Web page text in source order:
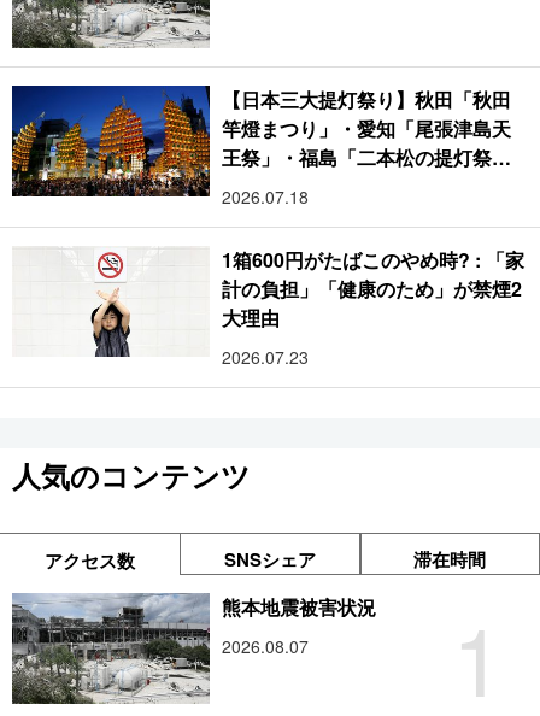
【日本三大提灯祭り】秋田「秋田
竿燈まつり」・愛知「尾張津島天
王祭」・福島「二本松の提灯祭
り」:おびただしい灯火が夜空を照
2026.07.18
1箱600円がたばこのやめ時? : 「家
計の負担」「健康のため」が禁煙2
大理由
2026.07.23
人気のコンテンツ
アクセス数 SNSシェア 滞在時間
1
熊本地震被害状況
2026.08.07